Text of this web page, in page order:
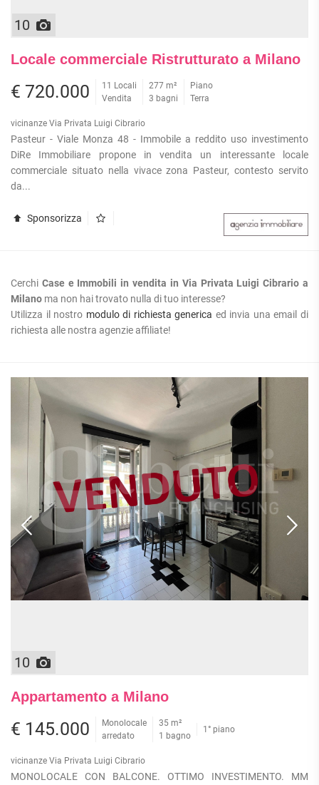
10
Locale commerciale Ristrutturato a Milano
€ 720.000
11 Locali
Vendita
277 m²
3 bagni
Piano
Terra
vicinanze Via Privata Luigi Cibrario
Pasteur - Viale Monza 48 - Immobile a reddito uso investimento
DiRe Immobiliare propone in vendita un interessante locale
commerciale situato nella vivace zona Pasteur, contesto servito
da...
Sponsorizza
Cerchi Case e Immobili in vendita in Via Privata Luigi Cibrario a
Milano ma non hai trovato nulla di tuo interesse?
Utilizza il nostro modulo di richiesta generica ed invia una email di
richiesta alle nostra agenzie affiliate!
10
Appartamento a Milano
€ 145.000
Monolocale
arredato
35 m²
1 bagno
1° piano
vicinanze Via Privata Luigi Cibrario
MONOLOCALE CON BALCONE. OTTIMO INVESTIMENTO. MM